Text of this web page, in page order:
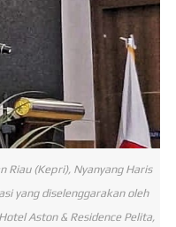
Riau (Kepri), Nyanyang Haris
yang diselenggarakan oleh
Aston & Residence Pelita,